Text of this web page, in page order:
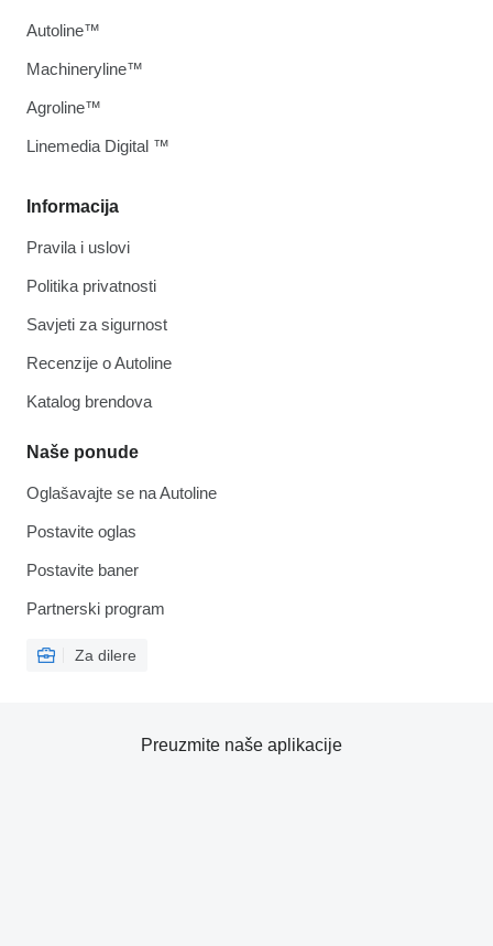
Informacija
Pravila i uslovi
Politika privatnosti
Savjeti za sigurnost
Recenzije o Autoline
Katalog brendova
Naše ponude
Oglašavajte se na Autoline
Postavite oglas
Postavite baner
Partnerski program
Za dilere
Autoline™
Machineryline™
Agroline™
Linemedia Digital ™
Preuzmite naše aplikacije